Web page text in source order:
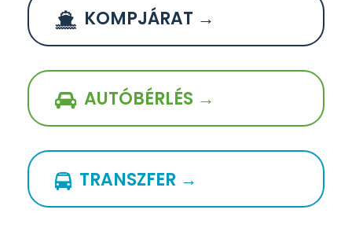
KOMPJÁRAT →
AUTÓBÉRLÉS →
TRANSZFER →